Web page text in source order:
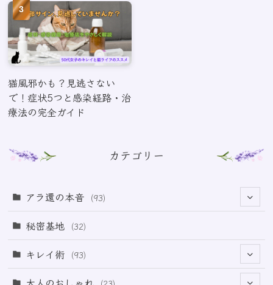
猫風邪かも？見逃さない
で！症状5つと感染経路・治
療法の完全ガイド
カテゴリー
アラ還の本音 (93)
(69)
秘密基地 (32)
キレイ術 (93)
(32)